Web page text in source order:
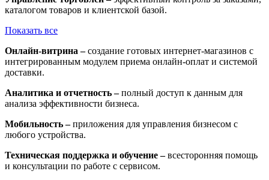
каталогом товаров и клиентской базой.
Показать все
Онлайн-витрина –создание готовых интернет-магазинов с
интегрированным модулем приема онлайн-оплат и системой
доставки.
Аналитика и отчетность –полный доступ к данным для
анализа эффективности бизнеса.
Мобильность –приложения для управления бизнесом с
любого устройства.
Техническая поддержка и обучение –всесторонняя помощь
и консультации по работе с сервисом.